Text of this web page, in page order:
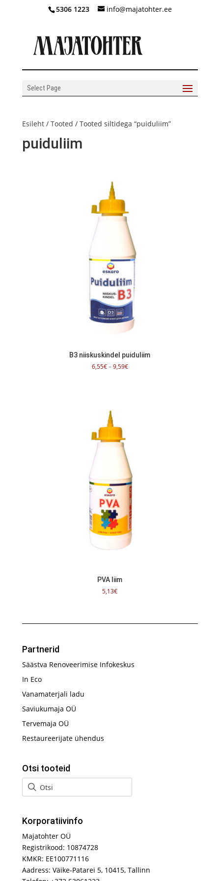
5306 1223 info@majatohter.ee
Select Page
Esileht/ Tooted / Tooted siltidega “puiduliim”
puiduliim
B3 niiskuskindel puiduliim
6,55€–9,59€Hinnavahemik:
PVA liim
5,13€
Partnerid
Säästva Renoveerimise Infokeskus
In Eco
Vanamaterjali ladu
Saviukumaja OÜ
Tervemaja OÜ
Restaureerijate ühendus
Otsi tooteid
Korporatiivinfo
Majatohter OÜ
Registrikood: 10874728
KMKR: EE100771116
Aadress: Väike-Patarei 5, 10415, Tallinn